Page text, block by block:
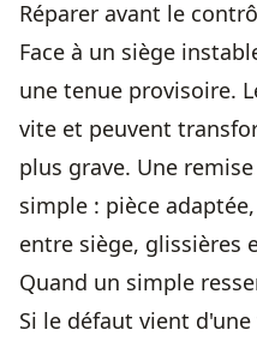
Réparer avant le
Face à un siège
une tenue provisoire.
vite et peuvent
plus grave. Une
simple : pièce
entre siège, glissières
Quand un simple
Si le défaut vient